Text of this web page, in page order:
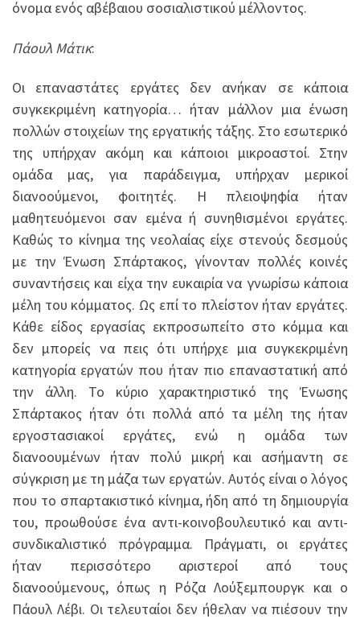
όνομα ενός αβέβαιου σοσιαλιστικού μέλλοντος.
Πάουλ Μάτικ:
Οι επαναστάτες εργάτες δεν ανήκαν σε κάποια
συγκεκριμένη κατηγορία… ήταν μάλλον μια ένωση
πολλών στοιχείων της εργατικής τάξης. Στο εσωτερικό
της υπήρχαν ακόμη και κάποιοι μικροαστοί. Στην
ομάδα μας, για παράδειγμα, υπήρχαν μερικοί
διανοούμενοι, φοιτητές. Η πλειοψηφία ήταν
μαθητευόμενοι σαν εμένα ή συνηθισμένοι εργάτες.
Καθώς το κίνημα της νεολαίας είχε στενούς δεσμούς
με την Ένωση Σπάρτακος, γίνονταν πολλές κοινές
συναντήσεις και είχα την ευκαιρία να γνωρίσω κάποια
μέλη του κόμματος. Ως επί το πλείστον ήταν εργάτες.
Κάθε είδος εργασίας εκπροσωπείτο στο κόμμα και
δεν μπορείς να πεις ότι υπήρχε μια συγκεκριμένη
κατηγορία εργατών που ήταν πιο επαναστατική από
την άλλη. Το κύριο χαρακτηριστικό της Ένωσης
Σπάρτακος ήταν ότι πολλά από τα μέλη της ήταν
εργοστασιακοί εργάτες, ενώ η ομάδα των
διανοουμένων ήταν πολύ μικρή και ασήμαντη σε
σύγκριση με τη μάζα των εργατών. Αυτός είναι ο λόγος
που το σπαρτακιστικό κίνημα, ήδη από τη δημιουργία
του, προωθούσε ένα αντι-κοινοβουλευτικό και αντι-
συνδικαλιστικό πρόγραμμα. Πράγματι, οι εργάτες
ήταν περισσότερο αριστεροί από τους
διανοούμενους, όπως η Ρόζα Λούξεμπουργκ και ο
Πάουλ Λέβι. Οι τελευταίοι δεν ήθελαν να πιέσουν την